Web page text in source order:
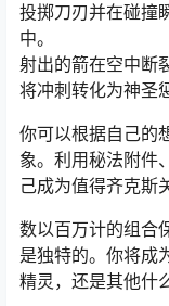
投掷刀刃并在碰撞
中。
射出的箭在空中断
将冲刺转化为神圣
你可以根据自己的
象。利用秘法附件
己成为值得齐克斯
数以百万计的组
是独特的。你将成
精灵，还是其他什